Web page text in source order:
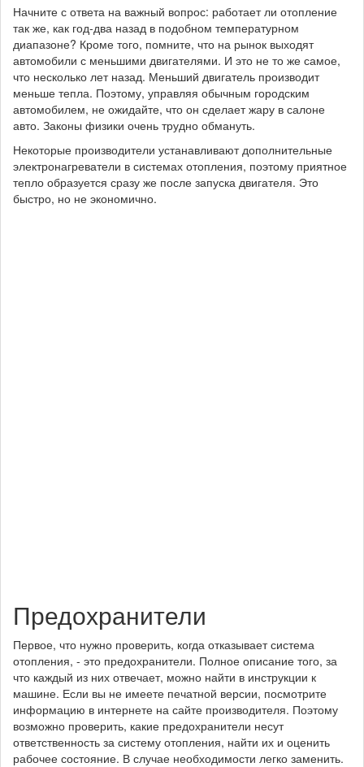
Начните с ответа на важный вопрос: работает ли отопление
так же, как год-два назад в подобном температурном
диапазоне? Кроме того, помните, что на рынок выходят
автомобили с меньшими двигателями. И это не то же самое,
что несколько лет назад. Меньший двигатель производит
меньше тепла. Поэтому, управляя обычным городским
автомобилем, не ожидайте, что он сделает жару в салоне
авто. Законы физики очень трудно обмануть.
Некоторые производители устанавливают дополнительные
электронагреватели в системах отопления, поэтому приятное
тепло образуется сразу же после запуска двигателя. Это
быстро, но не экономично.
Предохранители
Первое, что нужно проверить, когда отказывает система
отопления, - это предохранители. Полное описание того, за
что каждый из них отвечает, можно найти в инструкции к
машине. Если вы не имеете печатной версии, посмотрите
информацию в интернете на сайте производителя. Поэтому
возможно проверить, какие предохранители несут
ответственность за систему отопления, найти их и оценить
рабочее состояние. В случае необходимости легко заменить.